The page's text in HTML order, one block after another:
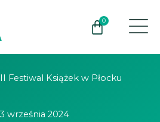
0
Wózek
Festiwal Książek w Płocku
września 2024